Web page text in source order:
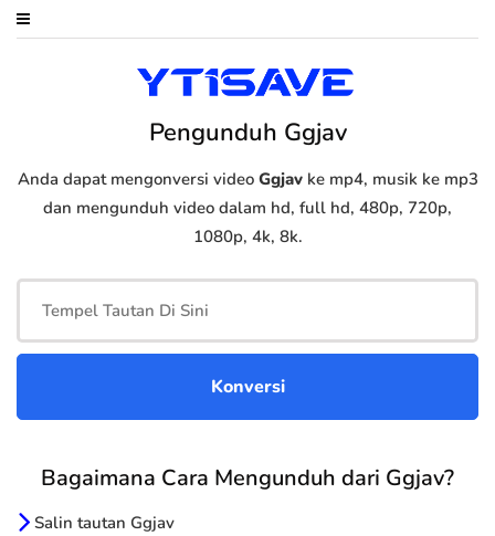
Pengunduh Ggjav
Anda dapat mengonversi video Ggjavke mp4, musik ke mp3
dan mengunduh video dalam hd, full hd, 480p, 720p,
1080p, 4k, 8k.
Bagaimana Cara Mengunduh dari Ggjav?
Salin tautan Ggjav